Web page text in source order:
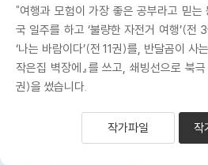
"여행과 모험이 가장 좋은 공부라고 믿는
국 일주를 하고 ‘불량한 자전거 여행’(전
‘나는 바람이다’(전 11권)를, 반달곰이 사
작은집 벽장에』를 쓰고, 쇄빙선으로 북
권)을 썼습니다.
작가파일 작